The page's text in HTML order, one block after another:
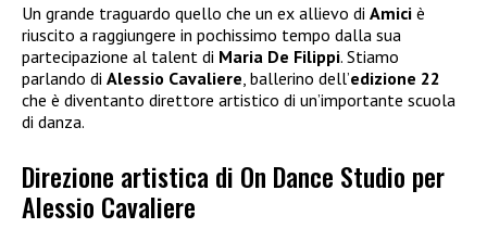
Un grande traguardo quello che un ex allievo di Amici è
riuscito a raggiungere in pochissimo tempo dalla sua
partecipazione al talent di Maria De Filippi. Stiamo
parlando di Alessio Cavaliere , ballerino dell’edizione 22
che è diventanto direttore artistico di un’importante scuola
di danza.
Direzione artistica di On Dance Studio per
Alessio Cavaliere